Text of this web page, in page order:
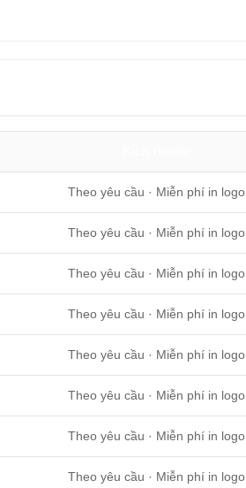
Theo yêu cầu · Miễn phí in logo
Theo yêu cầu · Miễn phí in logo
Theo yêu cầu · Miễn phí in logo
Theo yêu cầu · Miễn phí in logo
Theo yêu cầu · Miễn phí in logo
Theo yêu cầu · Miễn phí in logo
Theo yêu cầu · Miễn phí in logo
Theo yêu cầu · Miễn phí in logo